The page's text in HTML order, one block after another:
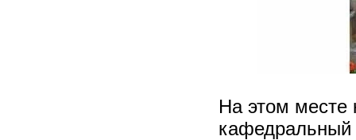
На этом месте
кафедральный